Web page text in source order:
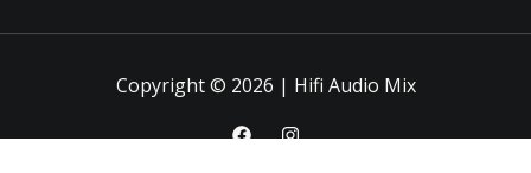
Copyright © 2026 | Hifi Audio Mix